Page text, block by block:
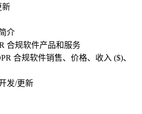
新
介
合规软件产品和服务
合规软件销售、价格、收入 ($)、
发/更新